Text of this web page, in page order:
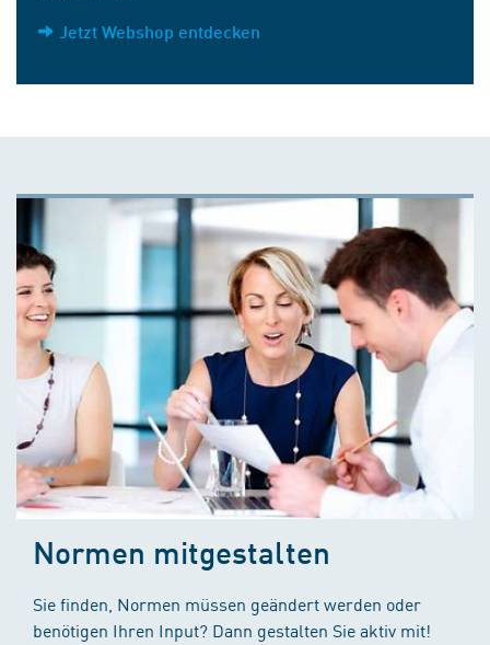
Jetzt Webshop entdecken
Normen mitgestalten
Sie finden, Normen müssen geändert werden oder
benötigen Ihren Input? Dann gestalten Sie aktiv mit!